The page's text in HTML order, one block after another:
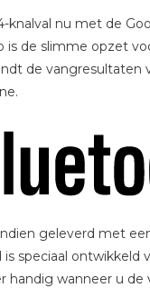
knalval nu met de
is de slimme opzet
de
geleverd met
is speciaal ontwikkeld
handig wanneer u de